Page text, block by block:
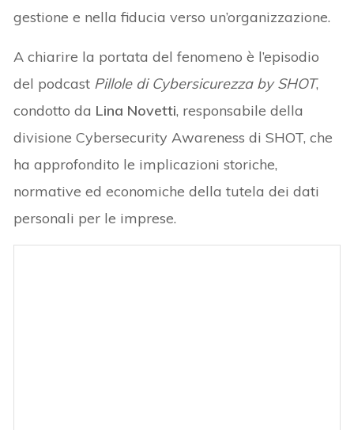
gestione e nella fiducia verso un’organizzazione.
A chiarire la portata del fenomeno è l’episodio
del podcast Pillole di Cybersicurezza by SHOT,
condotto da Lina Novetti, responsabile della
divisione Cybersecurity Awareness di SHOT, che
ha approfondito le implicazioni storiche,
normative ed economiche della tutela dei dati
personali per le imprese.